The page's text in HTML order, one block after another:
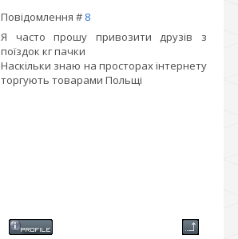
Повідомлення # 8
Я часто прошу привозити друзів з
поїздок кг пачки
Наскільки знаю на просторах інтернету
торгують товарами Польщі